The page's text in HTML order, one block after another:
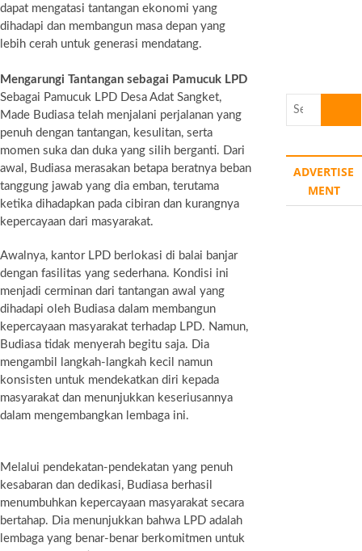
dapat mengatasi tantangan ekonomi yang
dihadapi dan membangun masa depan yang
lebih cerah untuk generasi mendatang.
Mengarungi Tantangan sebagai Pamucuk LPD
Sebagai Pamucuk LPD Desa Adat Sangket,
Made Budiasa telah menjalani perjalanan yang
penuh dengan tantangan, kesulitan, serta
momen suka dan duka yang silih berganti. Dari
awal, Budiasa merasakan betapa beratnya beban
tanggung jawab yang dia emban, terutama
ketika dihadapkan pada cibiran dan kurangnya
kepercayaan dari masyarakat.
Awalnya, kantor LPD berlokasi di balai banjar
dengan fasilitas yang sederhana. Kondisi ini
menjadi cerminan dari tantangan awal yang
dihadapi oleh Budiasa dalam membangun
kepercayaan masyarakat terhadap LPD. Namun,
Budiasa tidak menyerah begitu saja. Dia
mengambil langkah-langkah kecil namun
konsisten untuk mendekatkan diri kepada
masyarakat dan menunjukkan keseriusannya
dalam mengembangkan lembaga ini.
Melalui pendekatan-pendekatan yang penuh
kesabaran dan dedikasi, Budiasa berhasil
menumbuhkan kepercayaan masyarakat secara
bertahap. Dia menunjukkan bahwa LPD adalah
lembaga yang benar-benar berkomitmen untuk
ADVERTISE
MENT